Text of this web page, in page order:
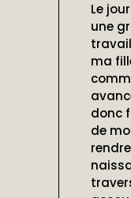
Le
une
ma
donc
de